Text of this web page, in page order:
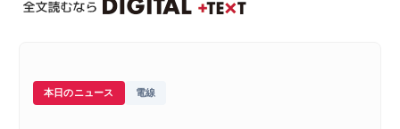
本日のニュース 電線